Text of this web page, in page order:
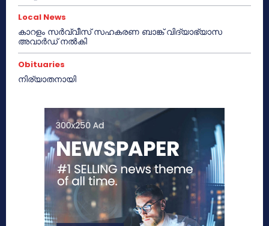
Local News
കാറളം സർവ്വീസ് സഹകരണ ബാങ്ക് വിദ്യാഭ്യാസ
അവാർഡ് നൽകി
Obituaries
നിര്യാതനായി